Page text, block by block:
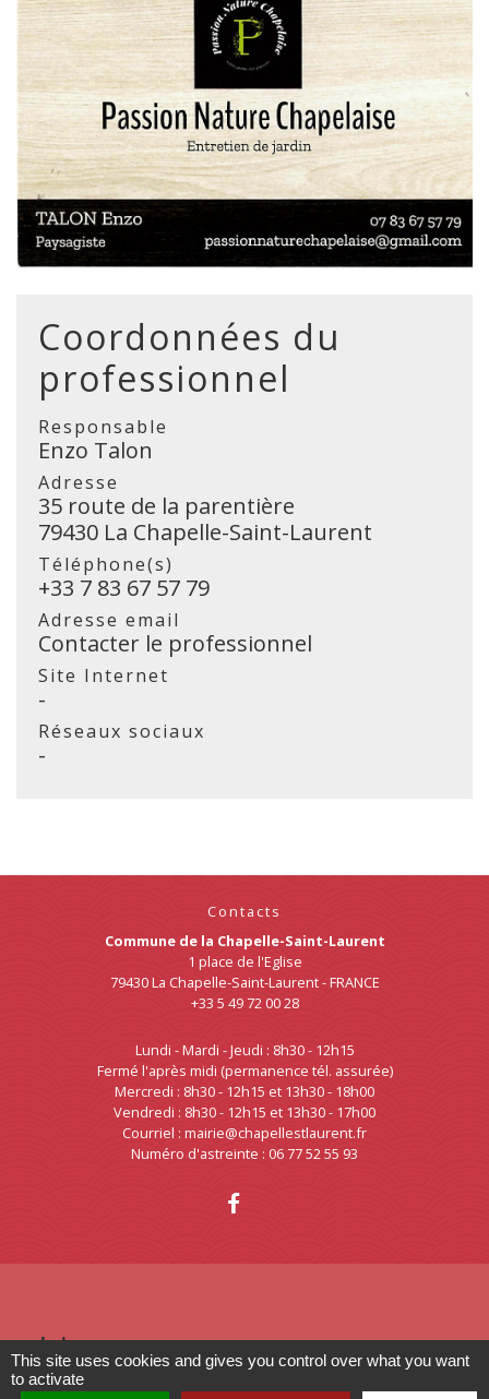
Coordonnées du
professionnel
Responsable
Enzo Talon
Adresse
35 route de la parentière
79430 La Chapelle-Saint-Laurent
Téléphone(s)
+33 7 83 67 57 79
Adresse email
Contacter le professionnel
Site Internet
-
Réseaux sociaux
-
Contacts
Commune de la Chapelle-Saint-Laurent
1 place de l'Eglise
79430 La Chapelle-Saint-Laurent - FRANCE
+33 5 49 72 00 28
Lundi - Mardi - Jeudi : 8h30 - 12h15
Fermé l'après midi (permanence tél. assurée)
Mercredi : 8h30 - 12h15 et 13h30 - 18h00
Vendredi : 8h30 - 12h15 et 13h30 - 17h00
Courriel : mairie@chapellestlaurent.fr
Numéro d'astreinte : 06 77 52 55 93
Liens
This site uses cookies and gives you control over what you want
to activate